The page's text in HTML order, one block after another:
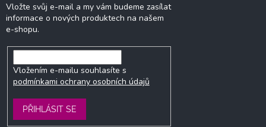
Vložte svůj e-mail a my vám budeme zasílat
informace o nových produktech na našem
e-shopu.
Vložením e-mailu souhlasíte s
podmínkami ochrany osobních údajů
PŘIHLÁSIT SE